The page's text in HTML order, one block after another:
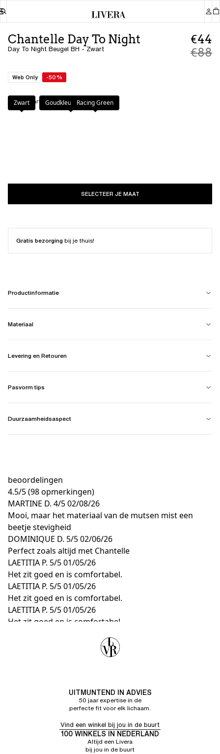
Chantelle Day To Night
Day To Night Beugel BH - Zwart
€44
€88
Web Only -50%
Kleur: Zwart
Zwart Goudkleurig BeigeRacing Green
SELECTEER JE MAAT
Gratis bezorgingbij je thuis!
Productinformatie
Materiaal
Levering en Retouren
Pasvorm tips
Duurzaamheidsaspect
beoordelingen
4.5/5(98 opmerkingen)
MARTINE D. 4/502/08/26
Mooi, maar het materiaal van de mutsen mist een
beetje stevigheid
DOMINIQUE D. 5/502/06/26
Perfect zoals altijd met Chantelle
LAETITIA P. 5/501/05/26
Het zit goed en is comfortabel.
LAETITIA P. 5/501/05/26
Het zit goed en is comfortabel.
LAETITIA P. 5/501/05/26
Het zit goed en is comfortabel.
UITMUNTEND IN ADVIES
50 jaar expertise in de
perfecte fit voor elk lichaam.
Vind een winkel bij jou in de buurt
100 WINKELS IN NEDERLAND
Altijd een Livera
bij jou in de buurt